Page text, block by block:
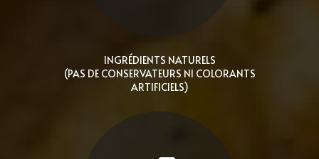
INGRÉDIENTS NATURELS
(PAS DE CONSERVATEURS NI COLORANTS
ARTIFICIELS)